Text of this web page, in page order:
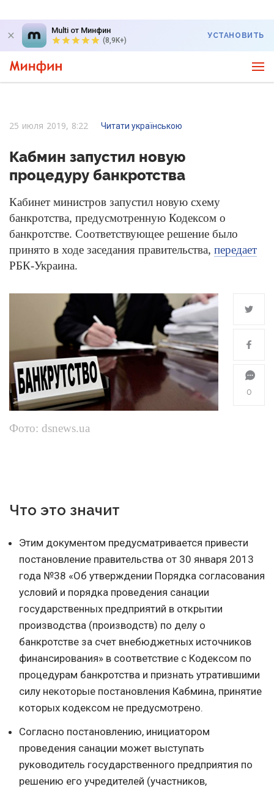
Multi от Минфин
(8,9K+)
УСТАНОВИТЬ
25 июля 2019, 8:22 Читати українською
Кабмин запустил новую
процедуру банкротства
Кабинет министров запустил новую схему
банкротства, предусмотренную Кодексом о
банкротстве. Соответствующее решение было
принято в ходе заседания правительства, передает
РБК-Украина.
Фото: dsnews.ua
0
Что это значит
Этим документом предусматривается привести
постановление правительства от 30 января 2013
года №38 «Об утверждении Порядка согласования
условий и порядка проведения санации
государственных предприятий в открытии
производства (производств) по делу о
банкротстве за счет внебюджетных источников
финансирования» в соответствие с Кодексом по
процедурам банкротства и признать утратившими
силу некоторые постановления Кабмина, принятие
которых кодексом не предусмотрено.
Согласно постановлению, инициатором
проведения санации может выступать
руководитель государственного предприятия по
решению его учредителей (участников,